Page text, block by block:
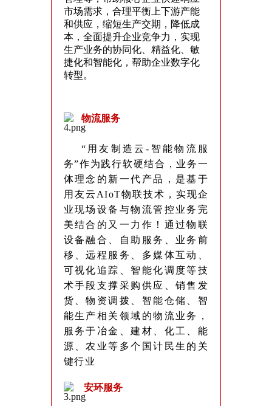
市场需求，合理平衡上下游产能
和供应，缩短生产交期，降低成
本，全面提升企业竞争力，实现
生产业务的协同化、精益化、敏
捷化和智能化，帮助企业数字化
转型。
物流服务
“用友制造云-智能物流服
务”作为践行软硬结合，业务一
体理念的新一代产品，是基于
用友云AIoT物联技术，实现企
业现场设备与物流管控业务完
美结合的又一力作！通过物联
设备融合、自助服务、业务前
移、远程服务、多媒体互动、
可视化追踪、智能化调度等技
术手段支撑采购供应、销售发
货、物资调拨、智能仓储、智
能生产相关领域的物流业务，
服务于冶金、建材、化工、能
源、农业等多个国计民生的关
键行业
安环服务